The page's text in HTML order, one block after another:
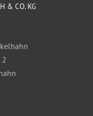
& CO. KG
2